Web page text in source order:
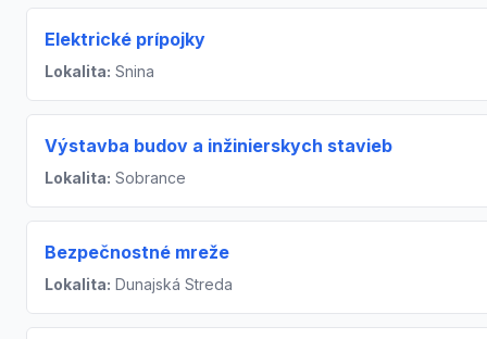
Elektrické prípojky
Lokalita: Snina
Výstavba budov a inžinierskych stavieb
Lokalita: Sobrance
Bezpečnostné mreže
Lokalita: Dunajská Streda